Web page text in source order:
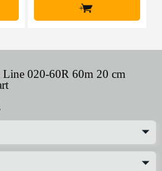
+
020-60R 60m 20 cm